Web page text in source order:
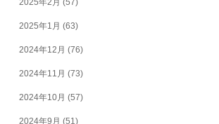
2025年2月 (57)
2025年1月 (63)
2024年12月 (76)
2024年11月 (73)
2024年10月 (57)
2024年9月 (51)